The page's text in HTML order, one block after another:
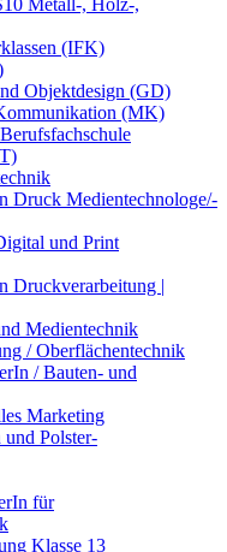
Metall-, Holz-,
(IFK)
Objektdesign (GD)
(MK)
Druck Medientechnologe/-
und Print
Druckverarbeitung |
Medientechnik
/ Oberflächentechnik
/ Bauten- und
Marketing
und Polster-
für
Klasse 13